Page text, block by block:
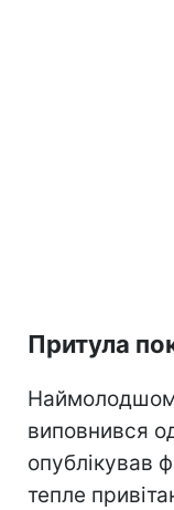
Притула
виповнився
опублікував
тепле